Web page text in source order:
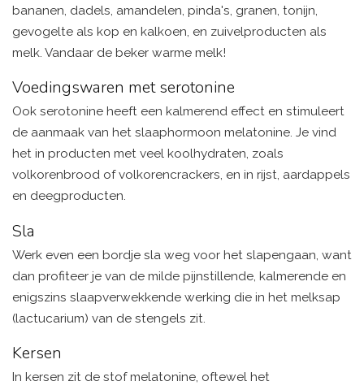
bananen, dadels, amandelen, pinda's, granen, tonijn,
gevogelte als kop en kalkoen, en zuivelproducten als
melk. Vandaar de beker warme melk!
Voedingswaren met serotonine
Ook serotonine heeft een kalmerend effect en stimuleert
de aanmaak van het slaaphormoon melatonine. Je vind
het in producten met veel koolhydraten, zoals
volkorenbrood of volkorencrackers, en in rijst, aardappels
en deegproducten.
Sla
Werk even een bordje sla weg voor het slapengaan, want
dan profiteer je van de milde pijnstillende, kalmerende en
enigszins slaapverwekkende werking die in het melksap
(lactucarium) van de stengels zit.
Kersen
In kersen zit de stof melatonine, oftewel het